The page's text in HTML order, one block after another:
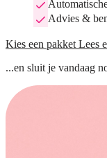
Advies &
Kies een pakket Lees
...en sluit je vandaag